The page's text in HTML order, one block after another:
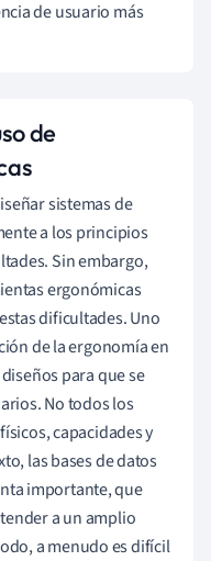
de usuario más
de
sistemas de
a los principios
Sin embargo,
ergonómicas
dificultades. Uno
de la ergonomía en
para que se
No todos los
capacidades y
las bases de datos
importante, que
a un amplio
a menudo es difícil